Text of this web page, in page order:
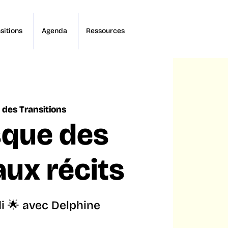
Agenda Ressources
des Transitions
des
récits
🌟 avec Delphine